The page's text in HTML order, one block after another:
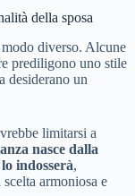
della sposa
diverso. Alcune
prediligono uno stile
desiderano un
limitarsi a
nasce dalla
indosserà,
armoniosa e